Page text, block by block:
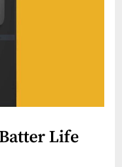
Life